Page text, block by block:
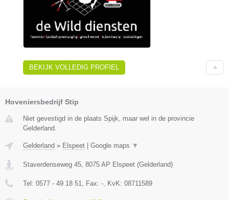
BEKIJK VOLLEDIG PROFIEL
Hoveniersbedrijf Stip
Niet gevestigd in de plaats Spijk, maar wel in de provincie
Gelderland.
Gelderland » Elspeet Google maps ▼
Staverdenseweg 45, 8075 AP Elspeet (Gelderland)
Tel: 0577 - 49 18 51, Fax: -, KvK: 08711589